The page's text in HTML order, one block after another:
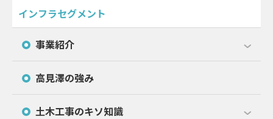
インフラセグメント
事業紹介
高見澤の強み
土木工事のキソ知識